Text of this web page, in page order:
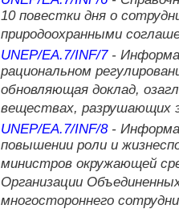
10 повестки дня о
природоохранными
UNEP/EA.7/INF/7-
рациональном
обновляющая доклад,
веществах, разрушающих
UNEP/EA.7/INF/8-
повышении роли и
министров окружающей
Организации
многостороннего